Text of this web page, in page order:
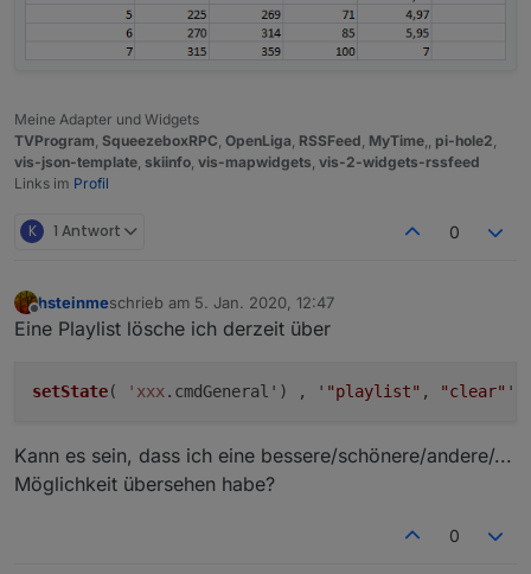
Meine Adapter und Widgets
TVProgram SqueezeboxRPC OpenLiga RSSFeed MyTime pi-hole2
vis-json-template skiinfo vis-mapwidgets vis-2-widgets-rssfeed
Links im Profil
K 1 Antwort 0
Offline
hsteinmeschrieb am 5. Jan. 2020, 12:47
zuletzt editiert von
Eine Playlist lösche ich derzeit über
setState( 'xxx.cmdGeneral') , ' "playlist" , "clear"
Kann es sein, dass ich eine bessere/schönere/andere/...
Möglichkeit übersehen habe?
0